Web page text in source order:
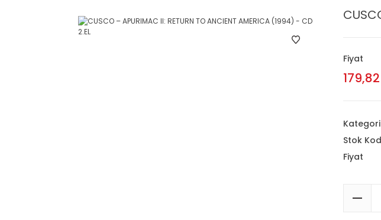
Fiyat
Kategori
Stok
Fiyat